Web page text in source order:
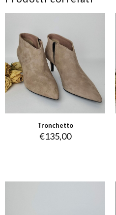
Tronchetto
€135,00